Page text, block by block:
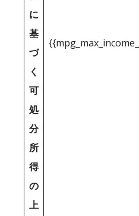
に
基
づ
く
可
処
分
所
得
の
上